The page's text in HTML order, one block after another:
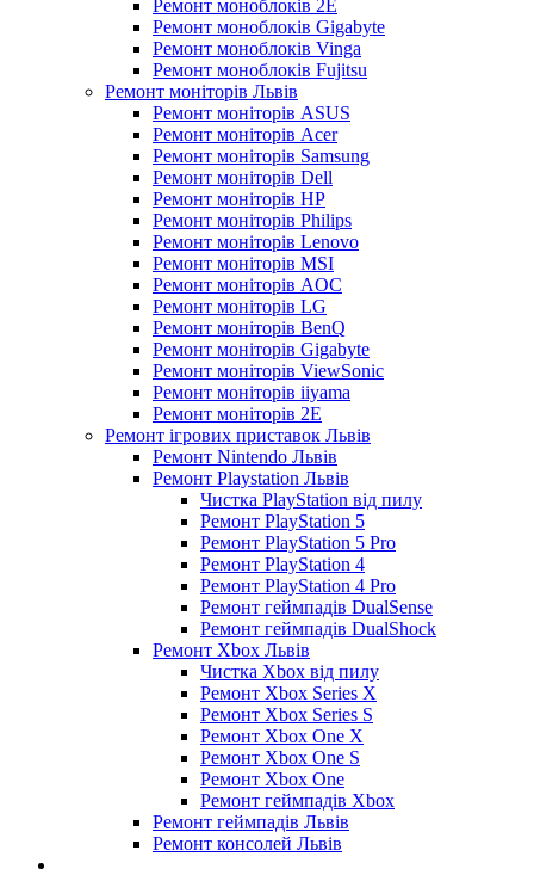
Ремонт моноблоків 2E
Ремонт моноблоків Gigabyte
Ремонт моноблоків Vinga
Ремонт моноблоків Fujitsu
Ремонт моніторів Львів
Ремонт моніторів ASUS
Ремонт моніторів Acer
Ремонт моніторів Samsung
Ремонт моніторів Dell
Ремонт моніторів HP
Ремонт моніторів Philips
Ремонт моніторів Lenovo
Ремонт моніторів MSI
Ремонт моніторів AOC
Ремонт моніторів LG
Ремонт моніторів BenQ
Ремонт моніторів Gigabyte
Ремонт моніторів ViewSonic
Ремонт моніторів iiyama
Ремонт моніторів 2E
Ремонт ігрових приставок Львів
Ремонт Nintendo Львів
Ремонт Playstation Львів
Чистка PlayStation від пилу
Ремонт PlayStation 5
Ремонт PlayStation 5 Pro
Ремонт PlayStation 4
Ремонт PlayStation 4 Pro
Ремонт геймпадів DualSense
Ремонт геймпадів DualShock
Ремонт Xbox Львів
Чистка Xbox від пилу
Ремонт Xbox Series X
Ремонт Xbox Series S
Ремонт Xbox One X
Ремонт Xbox One S
Ремонт Xbox One
Ремонт геймпадів Xbox
Ремонт геймпадів Львів
Ремонт консолей Львів